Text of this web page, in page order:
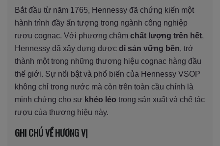
Bắt đầu từ năm 1765, Hennessy đã chứng kiến một
hành trình đầy ấn tượng trong ngành công nghiệp
rượu cognac. Với phương châm chất lượng trên hết,
Hennessy đã xây dựng được di sản vững bền, trở
thành một trong những thương hiệu cognac hàng đầu
thế giới. Sự nổi bật và phổ biến của Hennessy VSOP
không chỉ trong nước mà còn trên toàn cầu chính là
minh chứng cho sự khéo léo trong sản xuất và chế tác
rượu của thương hiệu này.
GHI CHÚ VỀ HƯƠNG VỊ